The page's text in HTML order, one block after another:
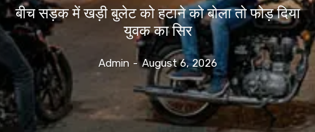
बीच सड़क में खड़ी बुलेट को हटाने को बोला तो फोड़ दिया
युवक का सिर
Admin - August 6, 2026